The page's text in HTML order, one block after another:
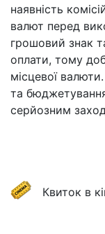
наявність
валют перед
грошовий знак
оплати, тому
місцевої
та
серйозним
Квиток в